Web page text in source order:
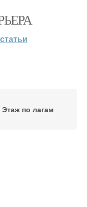
статьи
Этаж по лагам